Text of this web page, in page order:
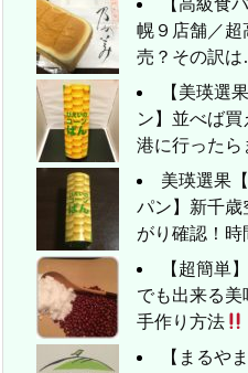
【高級食
幌９店舗／超
売？その訳
【美瑛選
ン】並べば
港に行ったら
美瑛選果
パン】新千歳
がり確認！時
【超簡単
でも出来る
手作り方法
【まるや